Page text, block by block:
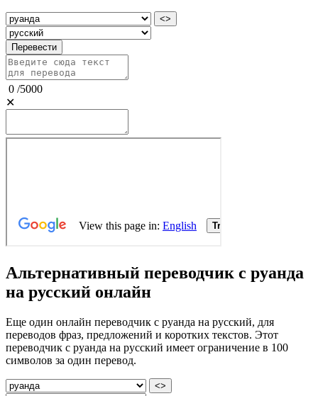
<>
Перевести
0 /5000
✕
Альтернативный переводчик с руанда
на русский онлайн
Еще один онлайн переводчик с руанда на русский, для
переводов фраз, предложений и коротких текстов. Этот
переводчик с руанда на русский имеет ограничение в 100
символов за один перевод.
<>